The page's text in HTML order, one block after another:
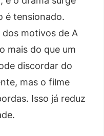
é tensionado.
dos motivos de A
mais do que um
discordar do
mas o filme
Isso já reduz